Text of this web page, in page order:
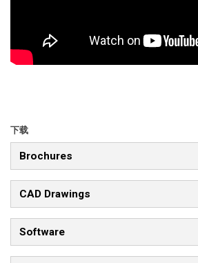
下载
Brochures
CAD Drawings
Software